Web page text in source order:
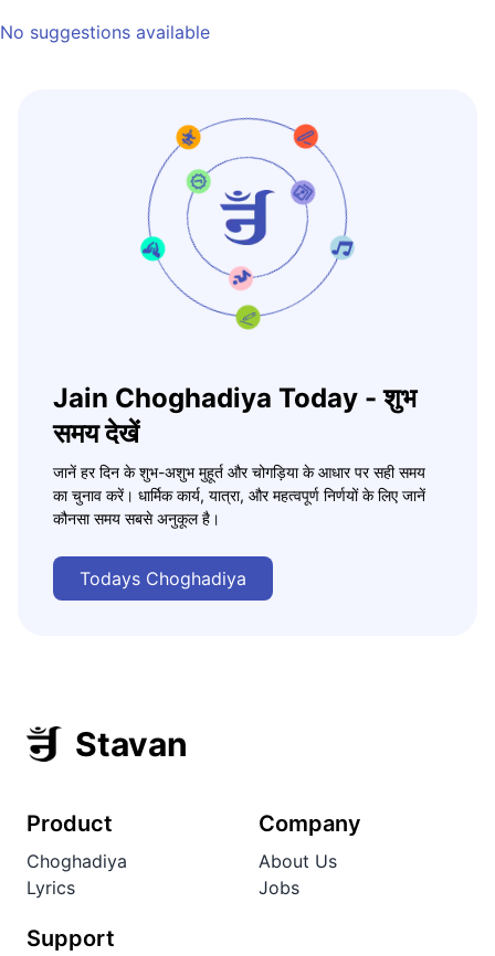
No suggestions available
Jain Choghadiya Today - शुभ
समय देखें
जानें हर दिन के शुभ-अशुभ मुहूर्त और चोगड़िया के आधार पर सही समय
का चुनाव करें। धार्मिक कार्य, यात्रा, और महत्वपूर्ण निर्णयों के लिए जानें
कौनसा समय सबसे अनुकूल है।
Todays Choghadiya
Stavan
Product
Choghadiya
Lyrics
Company
About Us
Jobs
Support